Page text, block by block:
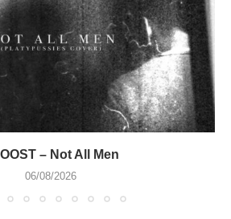
– Not All Men
06/08/2026